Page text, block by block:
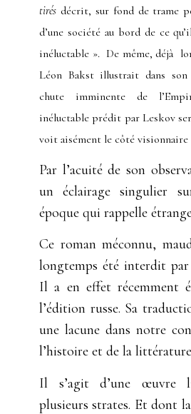
tirés décrit, sur fond de trame
d’une société au bord de ce
inéluctable ». De même, déjà
Léon Bakst illustrait dans son
chute imminente de
inéluctable prédit par Leskov
voit aisément le côté visionnaire
Par l’acuité de son
un éclairage singulier
époque qui rappelle
Ce roman méconnu,
longtemps été interdit par
Il a en effet récemment
l’édition russe. Sa
une lacune dans notre
l’histoire et de la littérature
Il s’agit d’une œuvre
plusieurs strates. Et dont